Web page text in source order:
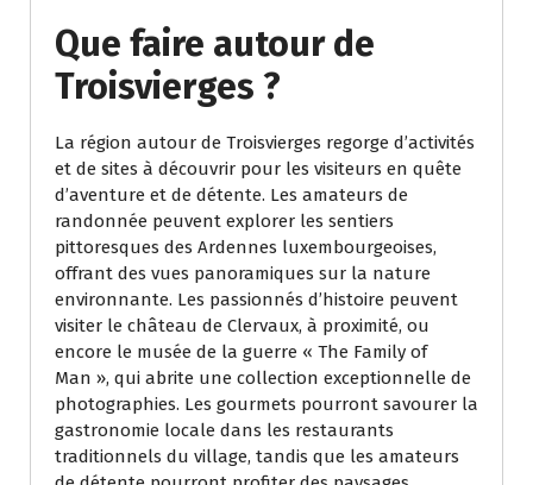
Que faire autour de
Troisvierges ?
La région autour de Troisvierges regorge d’activités
et de sites à découvrir pour les visiteurs en quête
d’aventure et de détente. Les amateurs de
randonnée peuvent explorer les sentiers
pittoresques des Ardennes luxembourgeoises,
offrant des vues panoramiques sur la nature
environnante. Les passionnés d’histoire peuvent
visiter le château de Clervaux, à proximité, ou
encore le musée de la guerre « The Family of
Man », qui abrite une collection exceptionnelle de
photographies. Les gourmets pourront savourer la
gastronomie locale dans les restaurants
traditionnels du village, tandis que les amateurs